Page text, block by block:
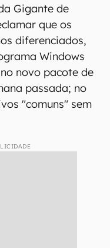
Gigante de
que os
diferenciados,
Windows
novo pacote de
passada; no
"comuns" sem